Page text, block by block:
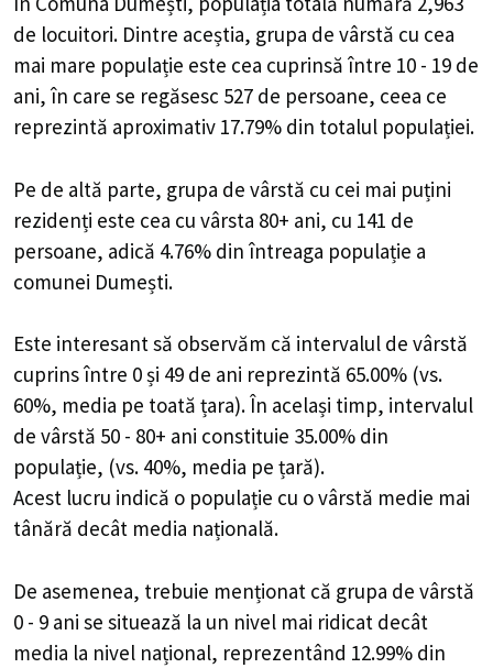
de locuitori. Dintre aceștia, grupa de vârstă cu cea
mai mare populație este cea cuprinsă între 10 - 19 de
ani, în care se regăsesc 527 de persoane, ceea ce
reprezintă aproximativ 17.79% din totalul populației.
Pe de altă parte, grupa de vârstă cu cei mai puțini
rezidenți este cea cu vârsta 80+ ani, cu 141 de
persoane, adică 4.76% din întreaga populație a
comunei Dumești.
Este interesant să observăm că intervalul de vârstă
cuprins între 0 și 49 de ani reprezintă 65.00% (vs.
60%, media pe toată țara). În același timp, intervalul
de vârstă 50 - 80+ ani constituie 35.00% din
populație, (vs. 40%, media pe țară).
Acest lucru indică o populație cu o vârstă medie mai
tânără decât media națională.
De asemenea, trebuie menționat că grupa de vârstă
0 - 9 ani se situează la un nivel mai ridicat decât
media la nivel național, reprezentând 12.99% din